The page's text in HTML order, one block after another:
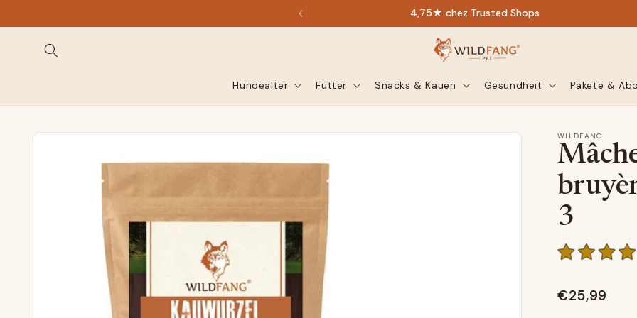
au contenu
4,75★ chez Trusted Shops
Hundealter Futter Snacks & Kauen Gesundheit Pakete & Abo
WILDFANG
3
€25,99